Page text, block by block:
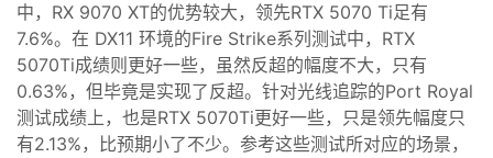
中，RX 9070 XT的优势较大，领先RTX 5070 Ti足有
7.6%。在 DX11 环境的Fire Strike系列测试中，RTX
5070Ti成绩则更好一些，虽然反超的幅度不大，只有
0.63%，但毕竟是实现了反超。针对光线追踪的Port Royal
测试成绩上，也是RTX 5070Ti更好一些，只是领先幅度只
有2.13%，比预期小了不少。参考这些测试所对应的场景，